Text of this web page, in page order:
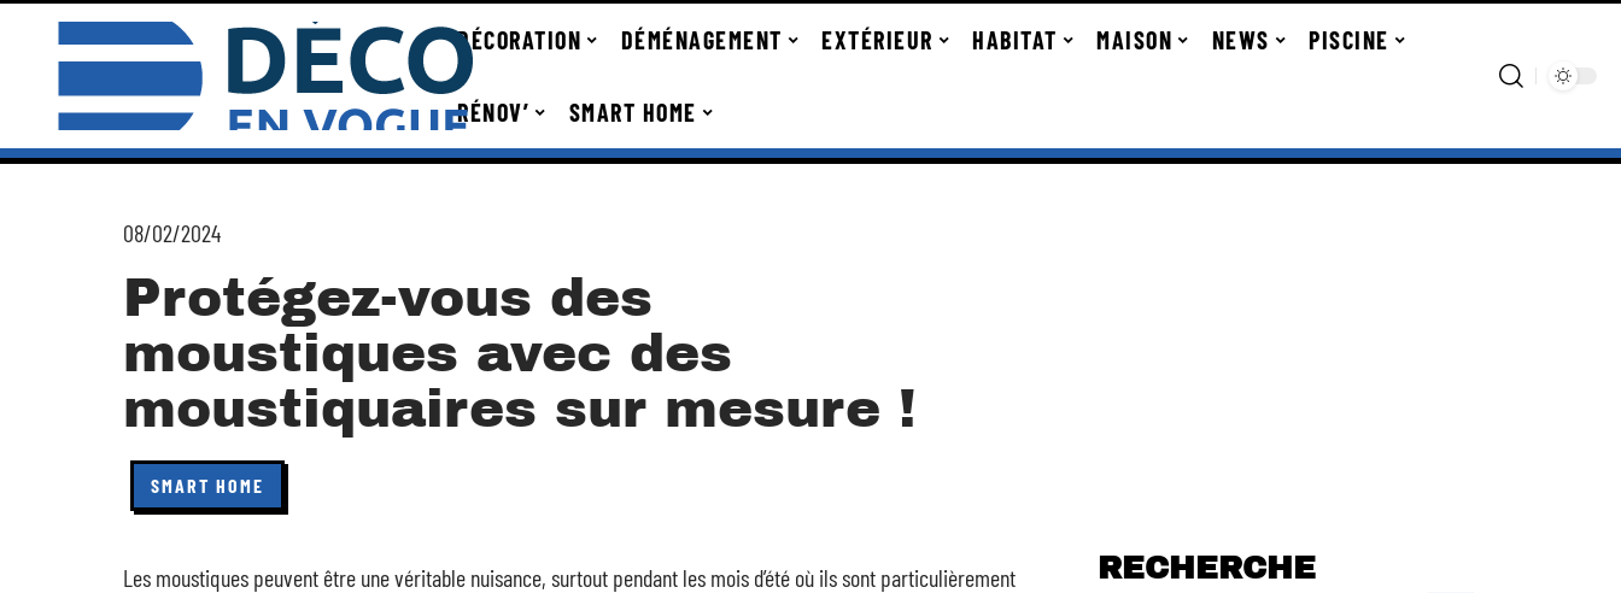
DÉCORATION DÉMÉNAGEMENT EXTÉRIEUR HABITAT MAISON NEWS PISCINE
RÉNOV’ SMART HOME
08/02/2024
Protégez-vous des
moustiques avec des
moustiquaires sur mesure !
SMART HOME
Les moustiques peuvent être une véritable nuisance, surtout pendant les mois d’été où ils sont particulièrement
RECHERCHE